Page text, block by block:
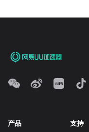
产品 支持